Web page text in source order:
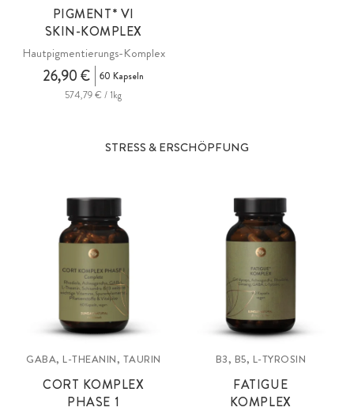
PIGMENT* VI
SKIN-KOMPLEX
Hautpigmentierungs-Komplex
26,90 €
60 Kapseln
574,79 € / 1kg
STRESS & ERSCHÖPFUNG
GABA, L-THEANIN, TAURIN
CORT KOMPLEX
PHASE 1
B3, B5, L-TYROSIN
FATIGUE
KOMPLEX